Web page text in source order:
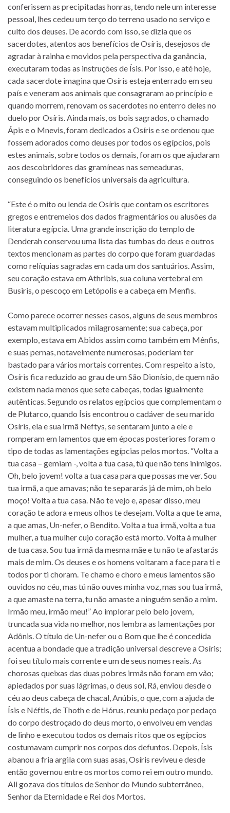
conferissem as precipitadas honras, tendo nele um interesse
pessoal, lhes cedeu um terço do terreno usado no serviço e
culto dos deuses. De acordo com isso, se dizia que os
sacerdotes, atentos aos benefícios de Osíris, desejosos de
agradar à rainha e movidos pela perspectiva da ganância,
executaram todas as instruções de Ísis. Por isso, e até hoje,
cada sacerdote imagina que Osíris esteja enterrado em seu
país e veneram aos animais que consagraram ao princípio e
quando morrem, renovam os sacerdotes no enterro deles no
duelo por Osíris. Ainda mais, os bois sagrados, o chamado
Ápis e o Mnevis, foram dedicados a Osíris e se ordenou que
fossem adorados como deuses por todos os egípcios, pois
estes animais, sobre todos os demais, foram os que ajudaram
aos descobridores das gramíneas nas semeaduras,
conseguindo os benefícios universais da agricultura.
“Este é o mito ou lenda de Osíris que contam os escritores
gregos e entremeios dos dados fragmentários ou alusões da
literatura egípcia. Uma grande inscrição do templo de
Denderah conservou uma lista das tumbas do deus e outros
textos mencionam as partes do corpo que foram guardadas
como relíquias sagradas em cada um dos santuários. Assim,
seu coração estava em Athribis, sua coluna vertebral em
Busiris, o pescoço em Letópolis e a cabeça em Menfis.
Como parece ocorrer nesses casos, alguns de seus membros
estavam multiplicados milagrosamente; sua cabeça, por
exemplo, estava em Abidos assim como também em Mênfis,
e suas pernas, notavelmente numerosas, poderíam ter
bastado para vários mortais correntes. Com respeito a isto,
Osíris fica reduzido ao grau de um São Dionísio, de quem não
existem nada menos que sete cabeças, todas igualmente
autênticas. Segundo os relatos egípcios que complementam o
de Plutarco, quando Ísis encontrou o cadáver de seu marido
Osíris, ela e sua irmã Neftys, se sentaram junto a ele e
romperam em lamentos que em épocas posteriores foram o
tipo de todas as lamentações egípcias pelos mortos. “Volta a
tua casa – gemiam -, volta a tua casa, tú que não tens inimigos.
Oh, belo jovem! volta a tua casa para que possas me ver. Sou
tua irmã, a que amavas; não te separarás já de mim, oh belo
moço! Volta a tua casa. Não te vejo e, apesar disso, meu
coração te adora e meus olhos te desejam. Volta a que te ama,
a que amas, Un-nefer, o Bendito. Volta a tua irmã, volta a tua
mulher, a tua mulher cujo coração está morto. Volta à mulher
de tua casa. Sou tua irmã da mesma mãe e tu não te afastarás
mais de mim. Os deuses e os homens voltaram a face para ti e
todos por ti choram. Te chamo e choro e meus lamentos são
ouvidos no céu, mas tú não ouves minha voz, mas sou tua irmã,
a que amaste na terra, tu não amaste a ninguém senão a mim.
Irmão meu, irmão meu!” Ao implorar pelo belo jovem,
truncada sua vida no melhor, nos lembra as lamentações por
Adônis. O título de Un-nefer ou o Bom que lhe é concedida
acentua a bondade que a tradição universal descreve a Osíris;
foi seu título mais corrente e um de seus nomes reais. As
chorosas queixas das duas pobres irmãs não foram em vão;
apiedados por suas lágrimas, o deus sol, Rá, enviou desde o
céu ao deus cabeça de chacal, Anúbis, o que, com a ajuda de
Ísis e Néftis, de Thoth e de Hórus, reuniu pedaço por pedaço
do corpo destroçado do deus morto, o envolveu em vendas
de linho e executou todos os demais ritos que os egípcios
costumavam cumprir nos corpos dos defuntos. Depois, Ísis
abanou a fria argila com suas asas, Osíris reviveu e desde
então governou entre os mortos como rei em outro mundo.
Ali gozava dos títulos de Senhor do Mundo subterrâneo,
Senhor da Eternidade e Rei dos Mortos.